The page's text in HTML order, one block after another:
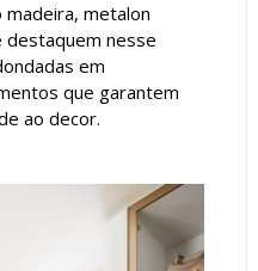
metalon
destaquem nesse
em
que garantem
ao decor.